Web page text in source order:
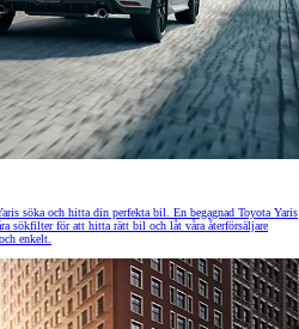
söka och hitta din perfekta bil. En begagnad Toyota Yaris
sökfilter för att hitta rätt bil och låt våra återförsäljare
enkelt.